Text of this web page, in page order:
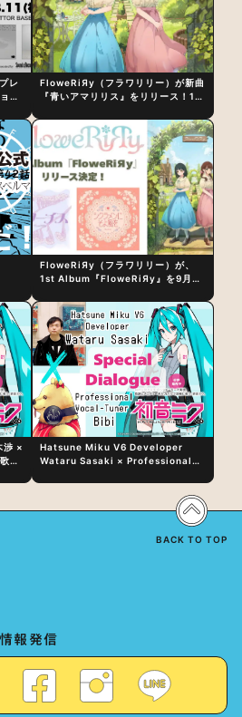
レ
ン
FloweRiЯy（フラワリリー）が新曲
『青いアマリリス』をリリース！1st
FloweRiЯy（フラワリリー）が、
1st Album『FloweRiЯy』を9月23
渉 ×
声
Hatsune Miku V6 Developer
Wataru Sasaki × Professional
Vocal Expression Lies in “Love
for the singing characters” and
報発信
BACK TO TOP